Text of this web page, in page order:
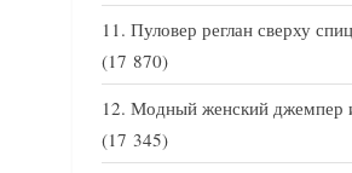
Пуловер реглан сверху
(17 870)
Модный женский джемпер
(17 345)